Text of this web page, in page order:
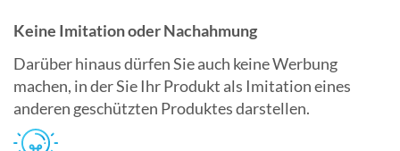
Keine Imitation oder Nachahmung
Darüber hinaus dürfen Sie auch keine Werbung
machen, in der Sie Ihr Produkt als Imitation eines
anderen geschützten Produktes darstellen.